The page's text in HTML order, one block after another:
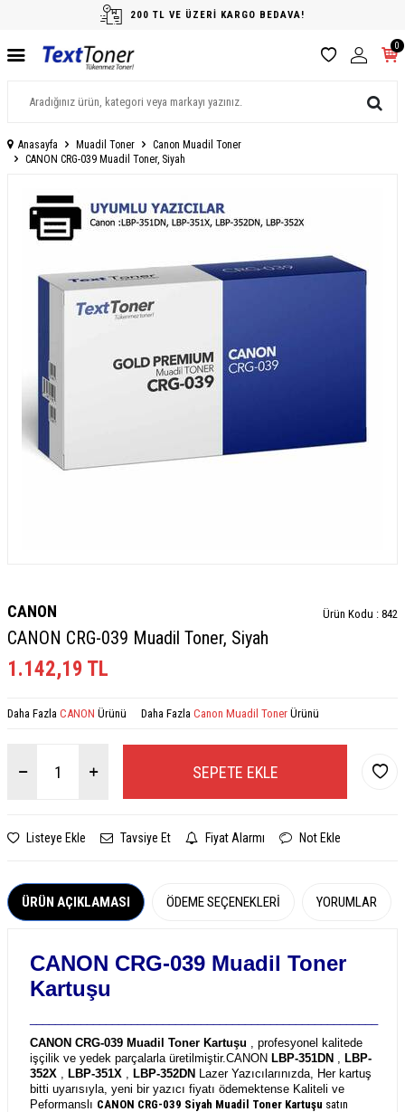
200 TL VE ÜZERİ KARGO BEDAVA!
0
Anasayfa Muadil Toner
Canon Muadil Toner
CANON CRG-039 Muadil Toner, Siyah
CANON Ürün Kodu : 842
CANON CRG-039 Muadil Toner, Siyah
1.142,19 TL
Daha Fazla CANON Ürünü Daha Fazla Canon Muadil Toner Ürünü
SEPETE EKLE
Listeye Ekle Tavsiye Et Fiyat Alarmı Not Ekle
ÜRÜN AÇIKLAMASI ÖDEME SEÇENEKLERI YORUMLAR
CANON CRG-039 Muadil Toner
Kartuşu
CANON CRG-039 Muadil Toner Kartuşu , profesyonel kalitede
işçilik ve yedek parçalarla üretilmiştir.CANON LBP-351DN , LBP-
352X , LBP-351X , LBP-352DN Lazer Yazıcılarınızda, Her kartuş
bitti uyarısıyla, yeni bir yazıcı fiyatı ödemektense Kaliteli ve
Peformanslı CANON CRG-039 Siyah Muadil Toner Kartuşu satın